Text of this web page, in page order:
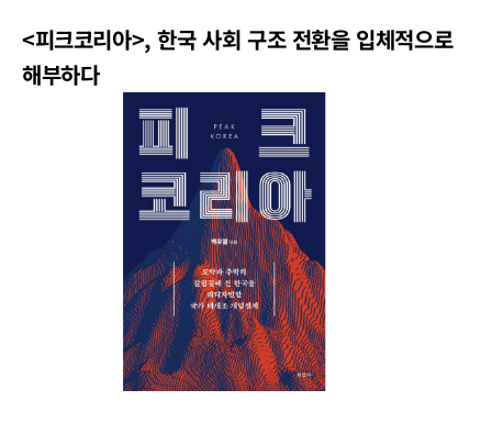
<피크코리아>, 한국 사회 구조 전환을 입체적으로
해부하다